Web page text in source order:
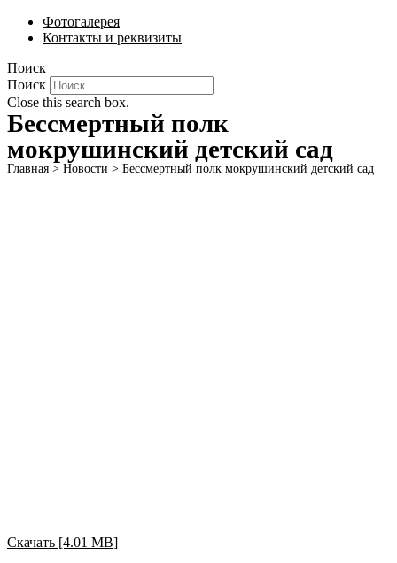
Фотогалерея
Контакты и реквизиты
Поиск
Поиск
Close this search box.
Бессмертный полк
мокрушинский детский сад
Главная > Новости > Бессмертный полк мокрушинский детский сад
Скачать [4.01 MB]